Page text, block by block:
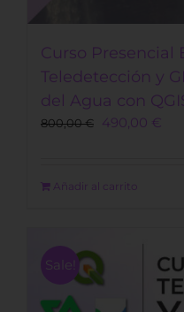
Curso Presencial
Teledetección y
del Agua con
800,00€
Original
800,00 €.
490,00 €
Añadir al carrito
Sale!